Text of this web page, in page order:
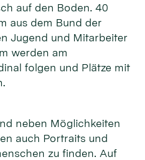
auf den Boden. 40
aus dem Bund der
Jugend und Mitarbeiter
werden am
folgen und Plätze mit
neben Möglichkeiten
auch Portraits und
zu finden. Auf